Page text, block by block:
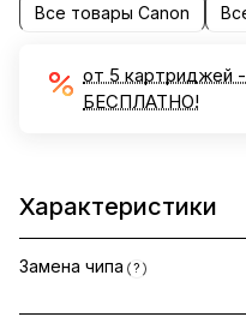
Все товары Canon
от 5 картриджей
БЕСПЛАТНО!
Характеристики
Замена чипа ?